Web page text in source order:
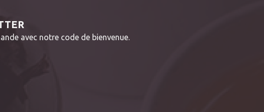
avec notre code de bienvenue.